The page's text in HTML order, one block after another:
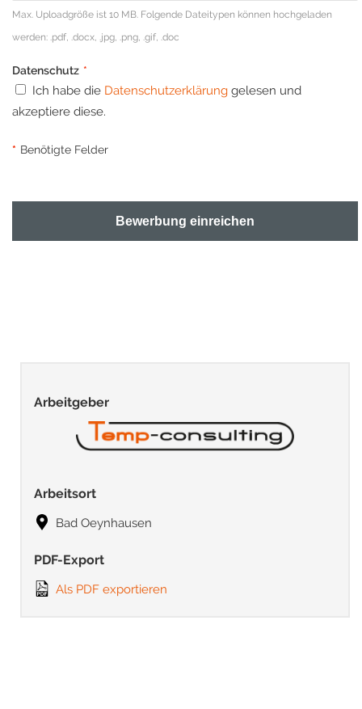
Max. Uploadgröße ist 10 MB. Folgende Dateitypen können hochgeladen
werden: .pdf, .docx, .jpg, .png, .gif, .doc
Datenschutz *
Ich habe die Datenschutzerklärung gelesen und
akzeptiere diese.
* Benötigte Felder
Bewerbung einreichen
Arbeitgeber
Arbeitsort
Bad Oeynhausen
PDF-Export
Als PDF exportieren